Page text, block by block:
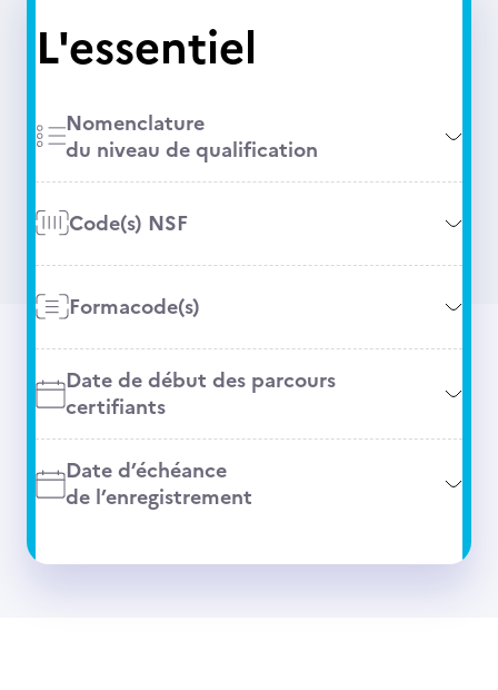
L'essentiel
Nomenclature
du niveau de qualification
Code(s) NSF
Formacode(s)
Date de début des parcours
certifiants
Date d’échéance
de l’enregistrement